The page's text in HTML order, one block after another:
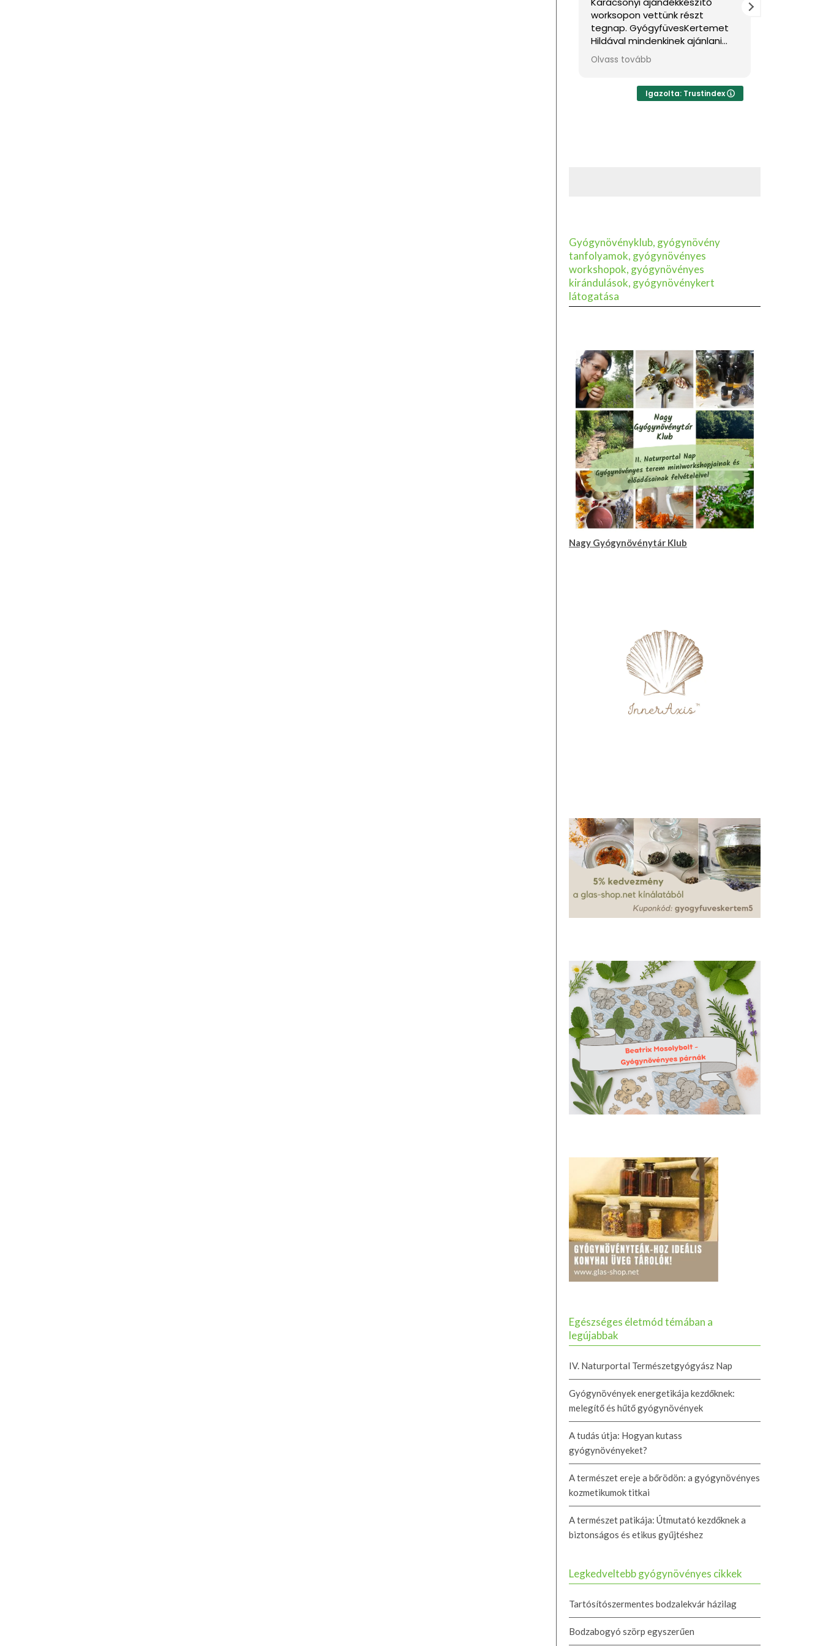
worksopon vettünk részt
tegnap. GyógyfüvesKertemet
Hildával mindenkinek ajánlani
tudom, ha feltöltődésre,
egyben tudásra vágyik kellemes
több csillagot adni, akkor azt
mind adnám.
Olvass tovább
Igazolta: Trustindex
Gyógynövényklub, gyógynövény
tanfolyamok, gyógynövényes
workshopok, gyógynövényes
kirándulások, gyógynövénykert
látogatása
Nagy Gyógynövénytár Klub
Egészséges életmód témában a
legújabbak
IV. Naturportal Természetgyógyász Nap
Gyógynövények energetikája kezdőknek:
melegítő és hűtő gyógynövények
A tudás útja: Hogyan kutass
gyógynövényeket?
A természet ereje a bőrödön: a gyógynövényes
kozmetikumok titkai
A természet patikája: Útmutató kezdőknek a
biztonságos és etikus gyűjtéshez
Legkedveltebb gyógynövényes cikkek
Tartósítószermentes bodzalekvár házilag
Bodzabogyó szörp egyszerűen